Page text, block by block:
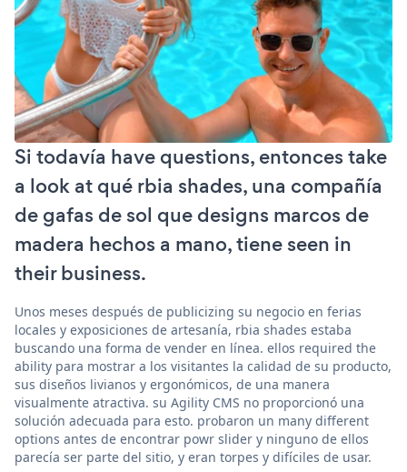
Si todavía have questions, entonces take
a look at qué rbia shades, una compañía
de gafas de sol que designs marcos de
madera hechos a mano, tiene seen in
their business.
Unos meses después de publicizing su negocio en ferias
locales y exposiciones de artesanía, rbia shades estaba
buscando una forma de vender en línea. ellos required the
ability para mostrar a los visitantes la calidad de su producto,
sus diseños livianos y ergonómicos, de una manera
visualmente atractiva. su Agility CMS no proporcionó una
solución adecuada para esto. probaron un many different
options antes de encontrar powr slider y ninguno de ellos
parecía ser parte del sitio, y eran torpes y difíciles de usar.